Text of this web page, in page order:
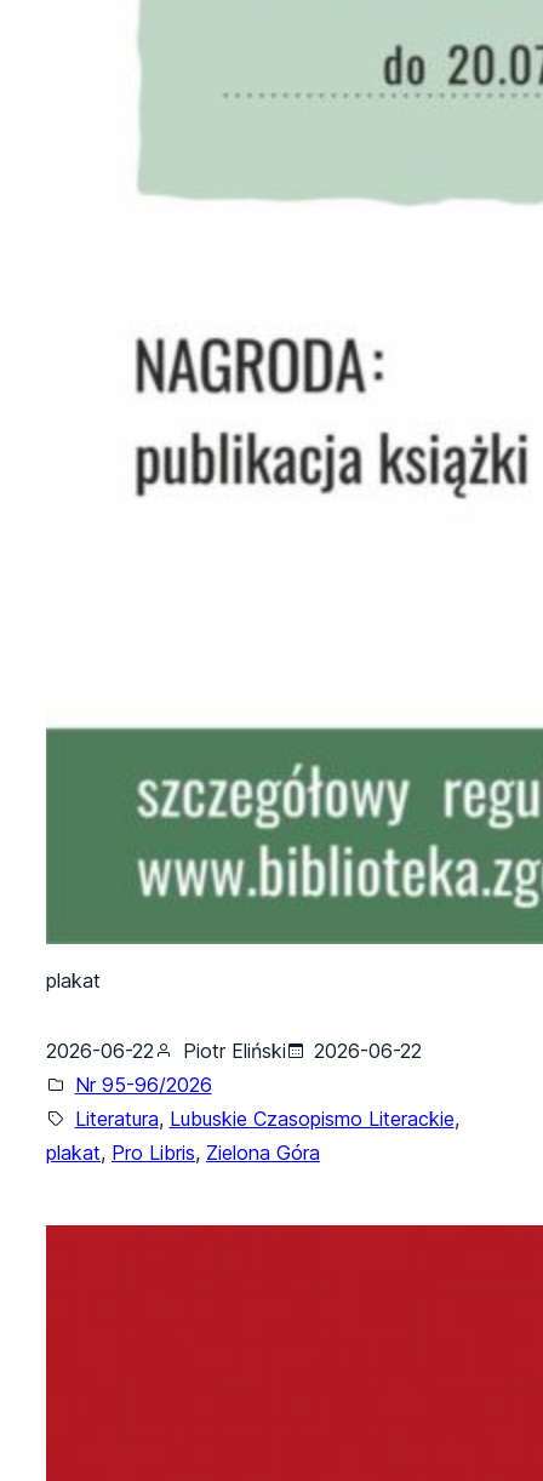
plakat
2026-06-22 Piotr Eliński
2026-06-22
Nr 95-96/2026
Literatura, Lubuskie Czasopismo Literackie,
plakat, Pro Libris, Zielona Góra